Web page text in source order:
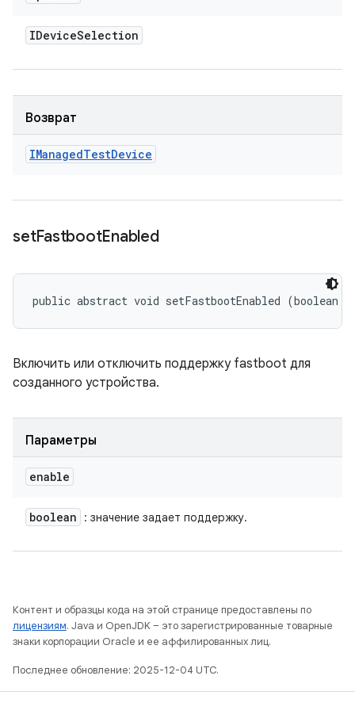
IDeviceSelection
Возврат
IManagedTestDevice
setFastbootEnabled
public abstract void setFastbootEnabled (boolean
Включить или отключить поддержку fastboot для
созданного устройства.
Параметры
enable
boolean : значение задает поддержку.
Контент и образцы кода на этой странице предоставлены по
лицензиям. Java и OpenJDK – это зарегистрированные товарные
знаки корпорации Oracle и ее аффилированных лиц.
Последнее обновление: 2025-12-04 UTC.